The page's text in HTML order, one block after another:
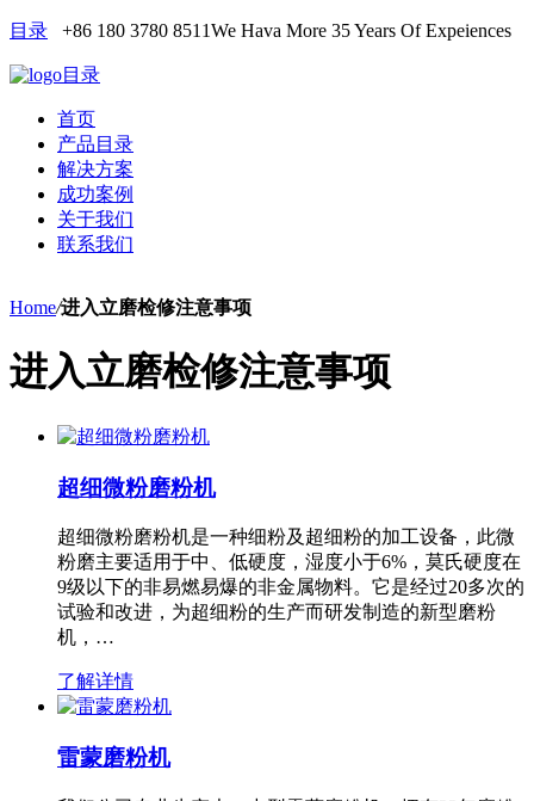
目录 +86 180 3780 8511We Hava More 35 Years Of Expeiences
目录
首页
产品目录
解决方案
成功案例
关于我们
联系我们
Home/进入立磨检修注意事项
进入立磨检修注意事项
超细微粉磨粉机
超细微粉磨粉机是一种细粉及超细粉的加工设备，此微
粉磨主要适用于中、低硬度，湿度小于6%，莫氏硬度在
9级以下的非易燃易爆的非金属物料。它是经过20多次的
试验和改进，为超细粉的生产而研发制造的新型磨粉
机，…
了解详情
雷蒙磨粉机